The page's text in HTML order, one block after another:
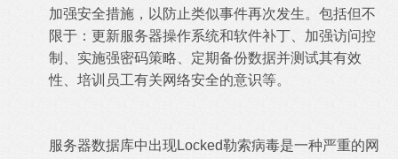
加强安全措施，以防止类似事件再次发生。包括但不
限于：更新服务器操作系统和软件补丁、加强访问控
制、实施强密码策略、定期备份数据并测试其有效
性、培训员工有关网络安全的意识等。
服务器数据库中出现Locked勒索病毒是一种严重的网